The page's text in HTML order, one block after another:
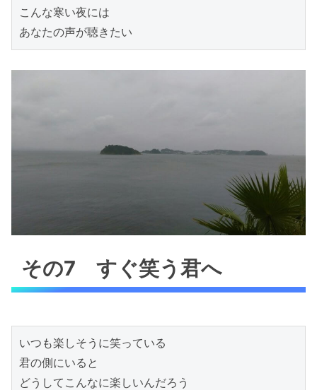
こんな寒い夜には
あなたの声が聴きたい
その7 すぐ笑う君へ
いつも楽しそうに笑っている
君の側にいると
どうしてこんなに楽しいんだろう